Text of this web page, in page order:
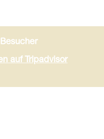
auf Tripadvisor